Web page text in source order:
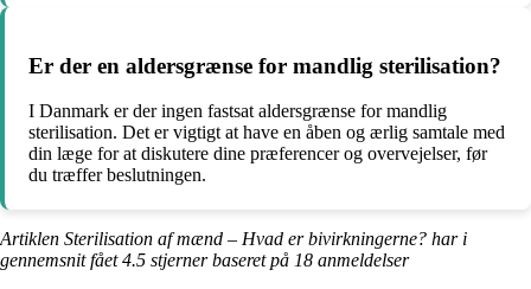
Er der en aldersgrænse for mandlig sterilisation?
I Danmark er der ingen fastsat aldersgrænse for mandlig
sterilisation. Det er vigtigt at have en åben og ærlig samtale med
din læge for at diskutere dine præferencer og overvejelser, før
du træffer beslutningen.
Artiklen Sterilisation af mænd – Hvad er bivirkningerne? har i
gennemsnit fået4.5 stjerner baseret på 18 anmeldelser